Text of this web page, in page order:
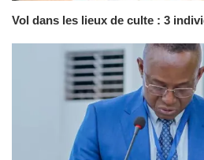
Vol dans les lieux de culte : 3